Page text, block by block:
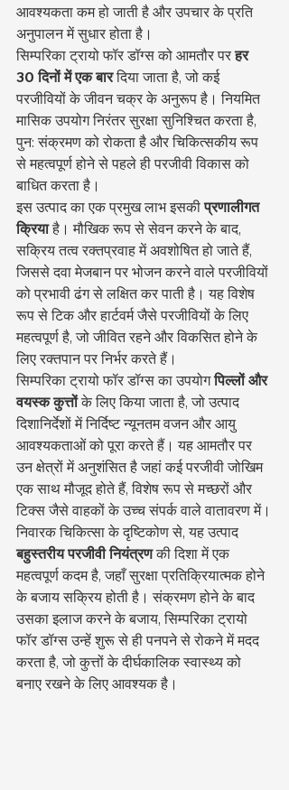
आवश्यकता कम हो जाती है और उपचार के प्रति
अनुपालन में सुधार होता है।
सिम्परिका ट्रायो फॉर डॉग्स को आमतौर पर हर
30 दिनों में एक बार दिया जाता है, जो कई
परजीवियों के जीवन चक्र के अनुरूप है। नियमित
मासिक उपयोग निरंतर सुरक्षा सुनिश्चित करता है,
पुन: संक्रमण को रोकता है और चिकित्सकीय रूप
से महत्वपूर्ण होने से पहले ही परजीवी विकास को
बाधित करता है।
इस उत्पाद का एक प्रमुख लाभ इसकी प्रणालीगत
क्रिया है। मौखिक रूप से सेवन करने के बाद,
सक्रिय तत्व रक्तप्रवाह में अवशोषित हो जाते हैं,
जिससे दवा मेजबान पर भोजन करने वाले परजीवियों
को प्रभावी ढंग से लक्षित कर पाती है। यह विशेष
रूप से टिक और हार्टवर्म जैसे परजीवियों के लिए
महत्वपूर्ण है, जो जीवित रहने और विकसित होने के
लिए रक्तपान पर निर्भर करते हैं।
सिम्परिका ट्रायो फॉर डॉग्स का उपयोग पिल्लों और
वयस्क कुत्तों के लिए किया जाता है, जो उत्पाद
दिशानिर्देशों में निर्दिष्ट न्यूनतम वजन और आयु
आवश्यकताओं को पूरा करते हैं। यह आमतौर पर
उन क्षेत्रों में अनुशंसित है जहां कई परजीवी जोखिम
एक साथ मौजूद होते हैं, विशेष रूप से मच्छरों और
टिक्स जैसे वाहकों के उच्च संपर्क वाले वातावरण में।
निवारक चिकित्सा के दृष्टिकोण से, यह उत्पाद
बहुस्तरीय परजीवी नियंत्रण की दिशा में एक
महत्वपूर्ण कदम है, जहाँ सुरक्षा प्रतिक्रियात्मक होने
के बजाय सक्रिय होती है। संक्रमण होने के बाद
उसका इलाज करने के बजाय, सिम्परिका ट्रायो
फॉर डॉग्स उन्हें शुरू से ही पनपने से रोकने में मदद
करता है, जो कुत्तों के दीर्घकालिक स्वास्थ्य को
बनाए रखने के लिए आवश्यक है।